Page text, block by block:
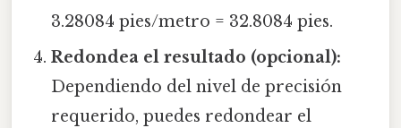
3.28084 pies/metro = 32.8084 pies.
Redondea el resultado (opcional):
Dependiendo del nivel de precisión
requerido, puedes redondear el